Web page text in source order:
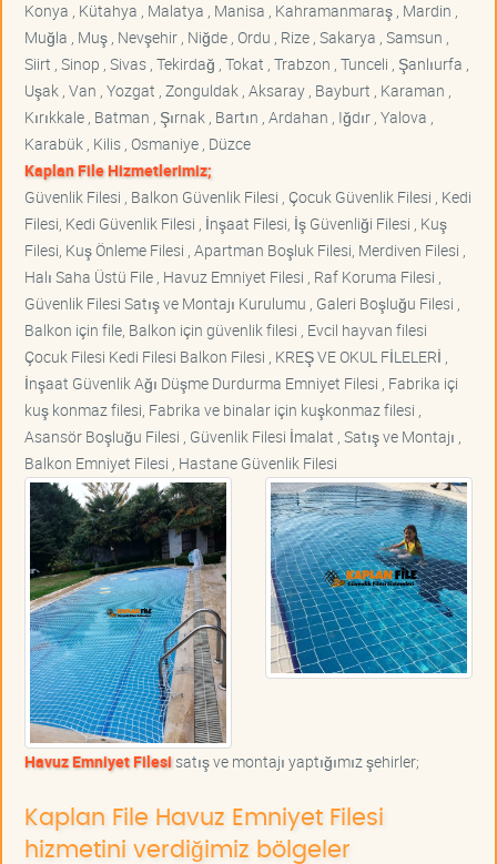
Konya , Kütahya , Malatya , Manisa , Kahramanmaraş , Mardin ,
Muğla , Muş , Nevşehir , Niğde , Ordu , Rize , Sakarya , Samsun ,
Siirt , Sinop , Sivas , Tekirdağ , Tokat , Trabzon , Tunceli , Şanlıurfa ,
Uşak , Van , Yozgat , Zonguldak , Aksaray , Bayburt , Karaman ,
Kırıkkale , Batman , Şırnak , Bartın , Ardahan , Iğdır , Yalova ,
Karabük , Kilis , Osmaniye , Düzce
Kaplan File Hizmetlerimiz;
Güvenlik Filesi , Balkon Güvenlik Filesi , Çocuk Güvenlik Filesi , Kedi
Filesi, Kedi Güvenlik Filesi , İnşaat Filesi, İş Güvenliği Filesi , Kuş
Filesi, Kuş Önleme Filesi , Apartman Boşluk Filesi, Merdiven Filesi ,
Halı Saha Üstü File , Havuz Emniyet Filesi , Raf Koruma Filesi ,
Güvenlik Filesi Satış ve Montajı Kurulumu , Galeri Boşluğu Filesi ,
Balkon için file, Balkon için güvenlik filesi , Evcil hayvan filesi
Çocuk Filesi Kedi Filesi Balkon Filesi , KREŞ VE OKUL FİLELERİ ,
İnşaat Güvenlik Ağı Düşme Durdurma Emniyet Filesi , Fabrika içi
kuş konmaz filesi, Fabrika ve binalar için kuşkonmaz filesi ,
Asansör Boşluğu Filesi , Güvenlik Filesi İmalat , Satış ve Montajı ,
Balkon Emniyet Filesi , Hastane Güvenlik Filesi
Havuz Emniyet Filesisatış ve montajı yaptığımız şehirler;
Kaplan File Havuz Emniyet Filesi
hizmetini verdiğimiz bölgeler